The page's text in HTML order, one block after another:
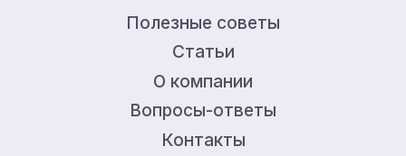
Полезные советы
Статьи
О компании
Вопросы-ответы
Контакты